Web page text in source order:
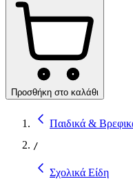
Προσθήκη στο καλάθι
Παιδικά &
/
Σχολικά Είδη